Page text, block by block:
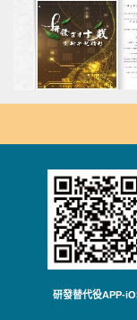
研發替代役APP-